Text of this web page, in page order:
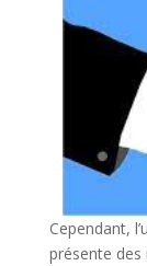
Cependant,
présente des